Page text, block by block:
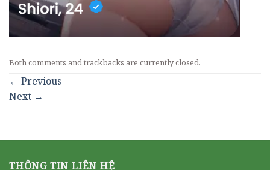
Both comments and trackbacks are currently closed.
← Previous
Next →
THÔNG TIN LIÊN HỆ